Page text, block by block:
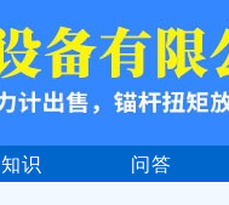
知识 问答